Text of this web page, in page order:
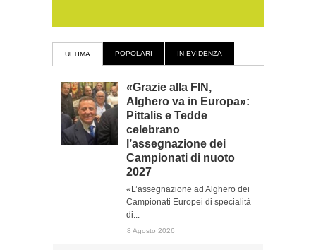
ULTIMA POPOLARI IN EVIDENZA
«Grazie alla FIN,
Alghero va in Europa»:
Pittalis e Tedde
celebrano
l’assegnazione dei
Campionati di nuoto
2027
«L’assegnazione ad Alghero dei
Campionati Europei di specialità
di...
8 Agosto 2026